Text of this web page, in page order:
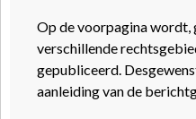
Op de voorpagina wordt,
verschillende
gepubliceerd.
aanleiding van de